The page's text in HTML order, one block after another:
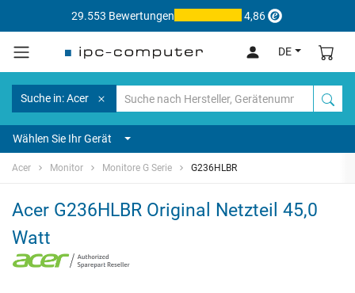
29.553 Bewertungen 4,86
DE
Suche in: Acer
Wählen Sie Ihr Gerät
Acer Monitor Monitore G Serie G236HLBR
Acer G236HLBR Original Netzteil 45,0
Watt